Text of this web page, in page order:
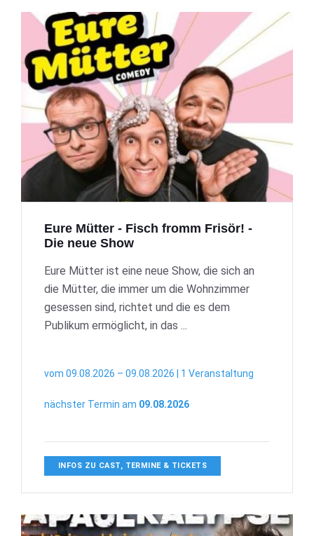
Eure Mütter - Fisch fromm Frisör! -
Die neue Show
Eure Mütter ist eine neue Show, die sich an
die Mütter, die immer um die Wohnzimmer
gesessen sind, richtet und die es dem
Publikum ermöglicht, in das ...
vom 09.08.2026 – 09.08.2026 | 1 Veranstaltung
nächster Termin am 09.08.2026
INFOS ZU CAST, TERMINE & TICKETS